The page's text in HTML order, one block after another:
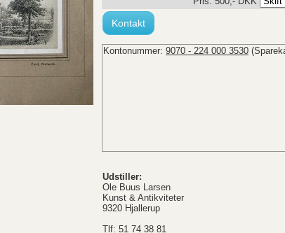
Kontakt
Kontonummer: 9070 - 224 000 3530
Udstiller:
Ole Buus Larsen
Kunst & Antikviteter
9320 Hjallerup
Tlf: 51 74 38 81